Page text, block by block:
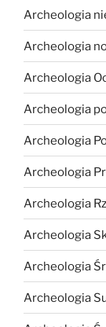
Archeologia
Archeologia
Archeologia
Archeologia
Archeologia
Archeologia
Archeologia
Archeologia
Archeologia
Archeologia